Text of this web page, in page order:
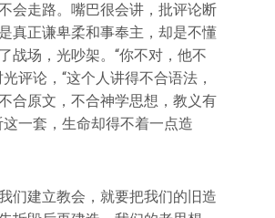
会走路。嘴巴很会讲，批评论断
真正谦卑柔和事奉主，却是不懂
战场，光吵架。“你不对，他不
评论，“这个人讲得不合语法，
合原文，不合神学思想，教义有
这一套，生命却得不着一点造
们建立教会，就要把我们的旧造